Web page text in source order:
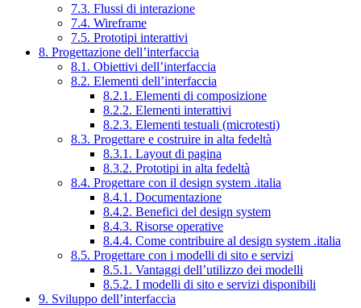
7.3. Flussi di interazione
7.4. Wireframe
7.5. Prototipi interattivi
8. Progettazione dell’interfaccia
8.1. Obiettivi dell’interfaccia
8.2. Elementi dell’interfaccia
8.2.1. Elementi di composizione
8.2.2. Elementi interattivi
8.2.3. Elementi testuali (microtesti)
8.3. Progettare e costruire in alta fedeltà
8.3.1. Layout di pagina
8.3.2. Prototipi in alta fedeltà
8.4. Progettare con il design system .italia
8.4.1. Documentazione
8.4.2. Benefici del design system
8.4.3. Risorse operative
8.4.4. Come contribuire al design system .italia
8.5. Progettare con i modelli di sito e servizi
8.5.1. Vantaggi dell’utilizzo dei modelli
8.5.2. I modelli di sito e servizi disponibili
9. Sviluppo dell’interfaccia